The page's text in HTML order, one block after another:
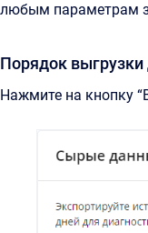
любым параметрам
Порядок
Нажмите на кнопку